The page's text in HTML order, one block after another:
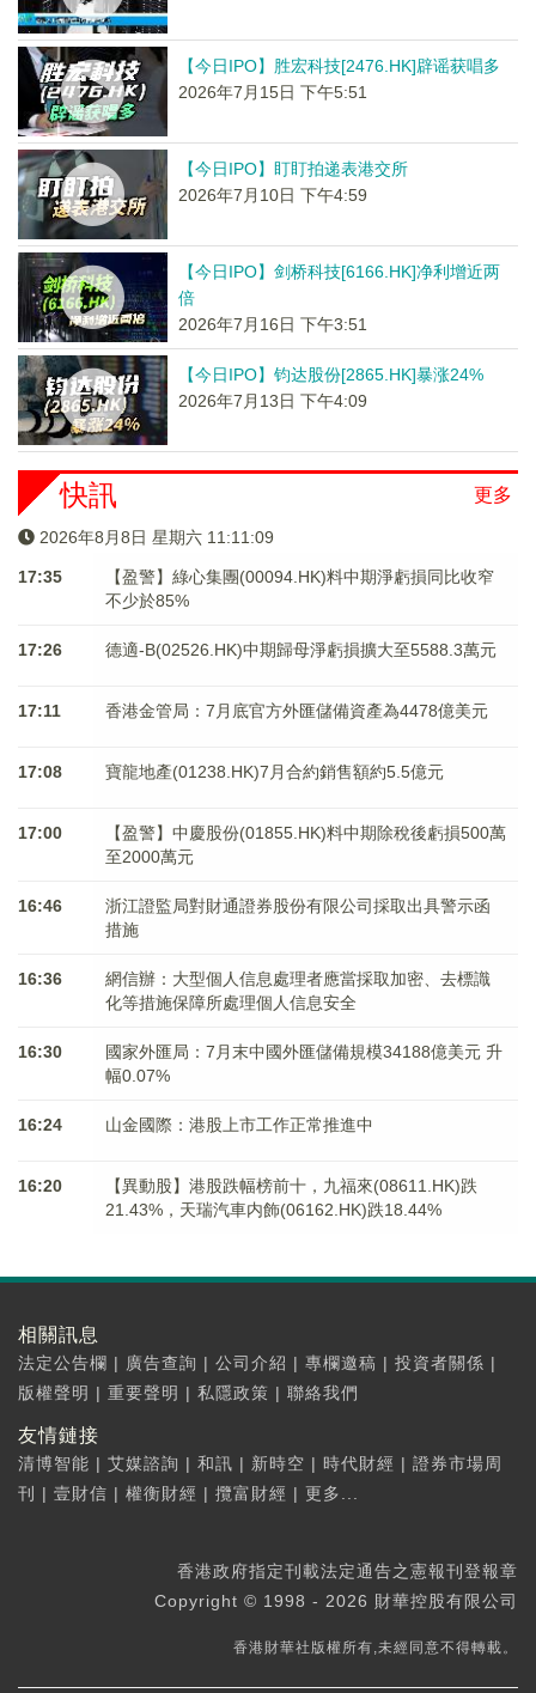
【今日IPO】胜宏科技[2476.HK]辟谣获唱多
2026年7月15日 下午5:51
【今日IPO】盯盯拍递表港交所
2026年7月10日 下午4:59
【今日IPO】剑桥科技[6166.HK]净利增近两
倍
2026年7月16日 下午3:51
【今日IPO】钧达股份[2865.HK]暴涨24%
2026年7月13日 下午4:09
更多
快訊
2026年8月8日 星期六 11:11:09
17:35
【盈警】綠心集團(00094.HK)料中期淨虧損同比收窄
不少於85%
17:26 德適-B(02526.HK)中期歸母淨虧損擴大至5588.3萬元
17:11 香港金管局：7月底官方外匯儲備資產為4478億美元
17:08 寶龍地產(01238.HK)7月合約銷售額約5.5億元
17:00
【盈警】中慶股份(01855.HK)料中期除稅後虧損500萬
至2000萬元
16:46
浙江證監局對財通證券股份有限公司採取出具警示函
措施
16:36
網信辦：大型個人信息處理者應當採取加密、去標識
化等措施保障所處理個人信息安全
16:30
國家外匯局：7月末中國外匯儲備規模34188億美元 升
幅0.07%
16:24 山金國際：港股上市工作正常推進中
16:20
【異動股】港股跌幅榜前十，九福來(08611.HK)跌
21.43%，天瑞汽車内飾(06162.HK)跌18.44%
相關訊息
法定公告欄 | 廣告查詢 | 公司介紹 | 專欄邀稿 | 投資者關係 |
版權聲明 | 重要聲明 | 私隱政策 | 聯絡我們
友情鏈接
清博智能 | 艾媒諮詢 | 和訊 | 新時空 | 時代財經 | 證券市場周
刊
| 壹財信 | 權衡財經 | 攬富財經 | 更多...
香港政府指定刊載法定通告之憲報刊登報章
Copyright © 1998 - 2026 財華控股有限公司
香港財華社版權所有,未經同意不得轉載。